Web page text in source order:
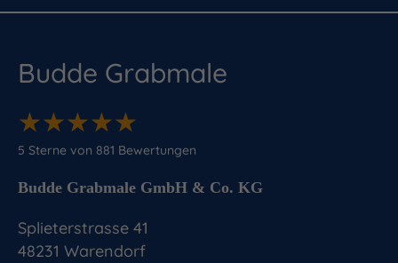
Budde Grabmale
★★★★★
★★★★★
5 Sterne von 881 Bewertungen
Budde Grabmale GmbH & Co. KG
Splieterstrasse 41
48231 Warendorf